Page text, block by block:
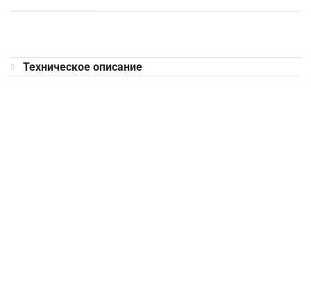
Техническое описание